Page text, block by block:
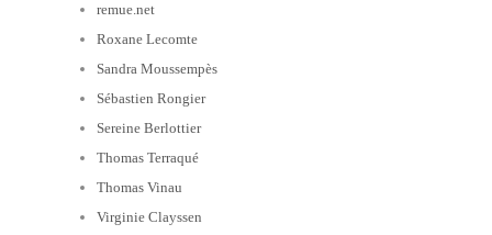
remue.net
Roxane Lecomte
Sandra Moussempès
Sébastien Rongier
Sereine Berlottier
Thomas Terraqué
Thomas Vinau
Virginie Clayssen